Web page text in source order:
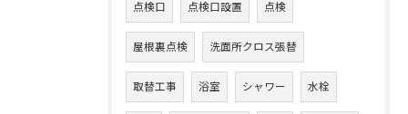
点検口 点検口設置 点検
屋根裏点検 洗面所クロス張替
取替工事 浴室 シャワー 水栓